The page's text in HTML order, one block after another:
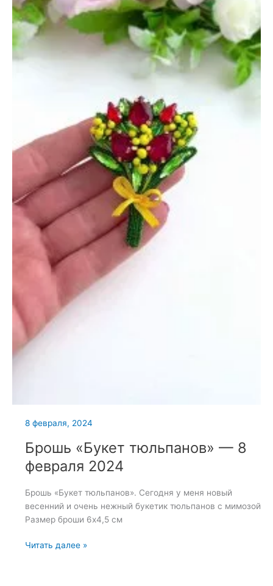
2024
8 февраля, 2024
Брошь «Букет тюльпанов» — 8
февраля 2024
Брошь «Букет тюльпанов». Сегодня у меня новый
весенний и очень нежный букетик тюльпанов с мимозой
Размер броши 6х4,5 см
Брошь
Читать далее »